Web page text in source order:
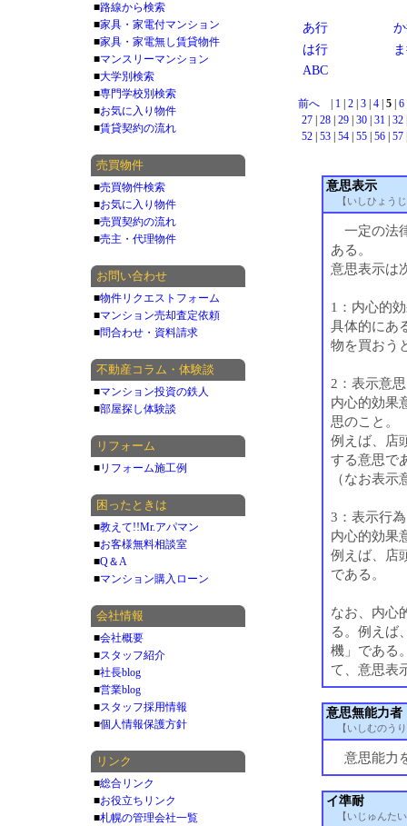
あ行
は行
ABC
前へ 1 2 3 4 5 6
27| 28| 29| 30| 31| 32
52| 53| 54| 55| 56| 57
意思表示
【いしひょう
一定の法
ある。
意思表示は
1：内心的
具体的にあ
物を買おう
2：表示意思
内心的効果
思のこと。
例えば、店
する意思で
（なお表
3：表示行為
内心的効果
例えば、店
である。
なお、内心
る。例えば
機」である
て、意思表
意思無能力者
【いしむのう
意思能力
イ準耐
【いじゅんた
■路線から検索
■家具・家電付マンション
■家具・家電無し賃貸物件
■マンスリーマンション
■大学別検索
■専門学校別検索
■お気に入り物件
■賃貸契約の流れ
売買物件
■売買物件検索
■お気に入り物件
■売買契約の流れ
■売主・代理物件
お問い合わせ
■物件リクエストフォーム
■マンション売却査定依頼
■問合わせ・資料請求
不動産コラム・体験談
■マンション投資の鉄人
■部屋探し体験談
リフォーム
■リフォーム施工例
困ったときは
■教えて!!Mr.アパマン
■お客様無料相談室
■Q＆A
■マンション購入ローン
会社情報
■会社概要
■スタッフ紹介
■社長blog
■営業blog
■スタッフ採用情報
■個人情報保護方針
リンク
■総合リンク
■お役立ちリンク
■札幌の管理会社一覧